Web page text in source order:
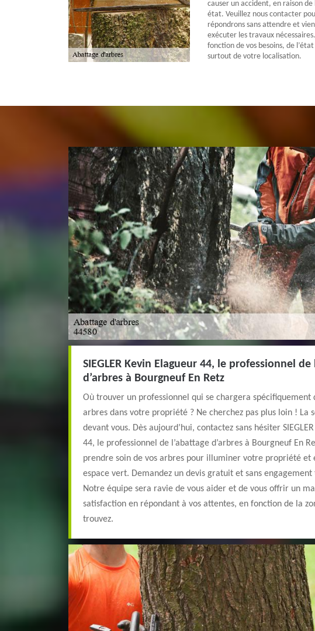
causer un accident, en raison
état. Veuillez nous contacter
répondrons sans attendre et
exécuter les travaux
fonction de vos besoins, de
surtout de votre localisation.
SIEGLER Kevin Elagueur 44, le professionnel de
d’arbres à Bourgneuf En Retz
Où trouver un professionnel qui se chargera spécifiquement
arbres dans votre propriété ? Ne cherchez pas plus loin ! La
devant vous. Dès aujourd’hui, contactez sans hésiter
44, le professionnel de l’abattage d’arbres à Bourgneuf En
prendre soin de vos arbres pour illuminer votre propriété et
espace vert. Demandez un devis gratuit et sans
Notre équipe sera ravie de vous aider et de vous offrir un
satisfaction en répondant à vos attentes, en fonction de la
trouvez.